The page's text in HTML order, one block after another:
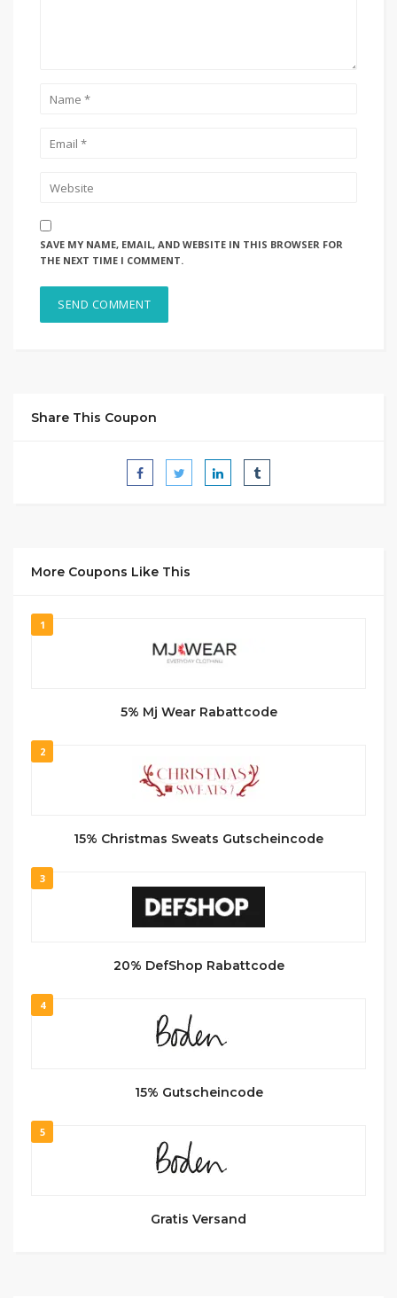
SAVE MY NAME, EMAIL, AND WEBSITE IN THIS BROWSER FOR
THE NEXT TIME I COMMENT.
Share This Coupon
More Coupons Like This
1
5% Mj Wear Rabattcode
2
15% Christmas Sweats Gutscheincode
3
20% DefShop Rabattcode
4
15% Gutscheincode
5
Gratis Versand